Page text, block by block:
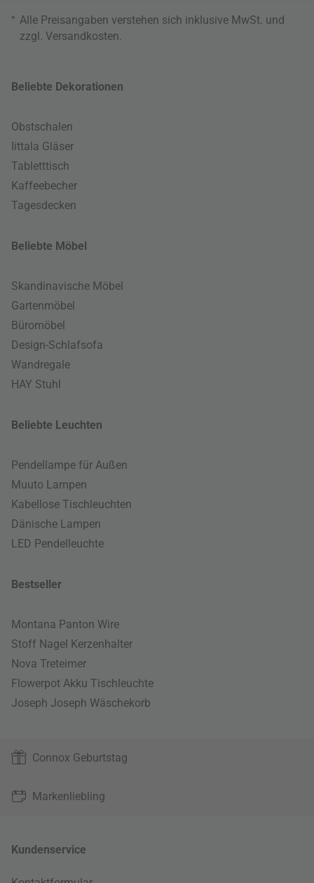
* Alle Preisangaben verstehen sich inklusive MwSt. und
zzgl. Versandkosten
Beliebte Dekorationen
Obstschalen
Iittala Gläser
Tabletttisch
Kaffeebecher
Tagesdecken
Beliebte Möbel
Skandinavische Möbel
Gartenmöbel
Büromöbel
Design-Schlafsofa
Wandregale
HAY Stuhl
Beliebte Leuchten
Pendellampe für Außen
Muuto Lampen
Kabellose Tischleuchten
Dänische Lampen
LED Pendelleuchte
Bestseller
Montana Panton Wire
Stoff Nagel Kerzenhalter
Nova Treteimer
Flowerpot Akku Tischleuchte
Joseph Joseph Wäschekorb
Connox Geburtstag
Markenliebling
Kundenservice